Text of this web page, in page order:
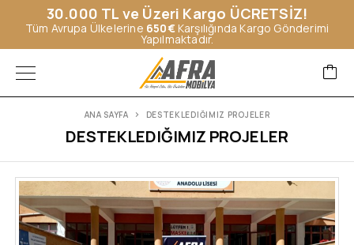
30.000 TL ve Üzeri Kargo ÜCRETSİZ!
Tüm Avrupa Ülkelerine 650€Karşılığında Kargo Gönderimi
Yapılmaktadır.
DESTEKLEDIĞIMIZ PROJELER
ANA SAYFA DESTEKLEDIĞIMIZ PROJELER